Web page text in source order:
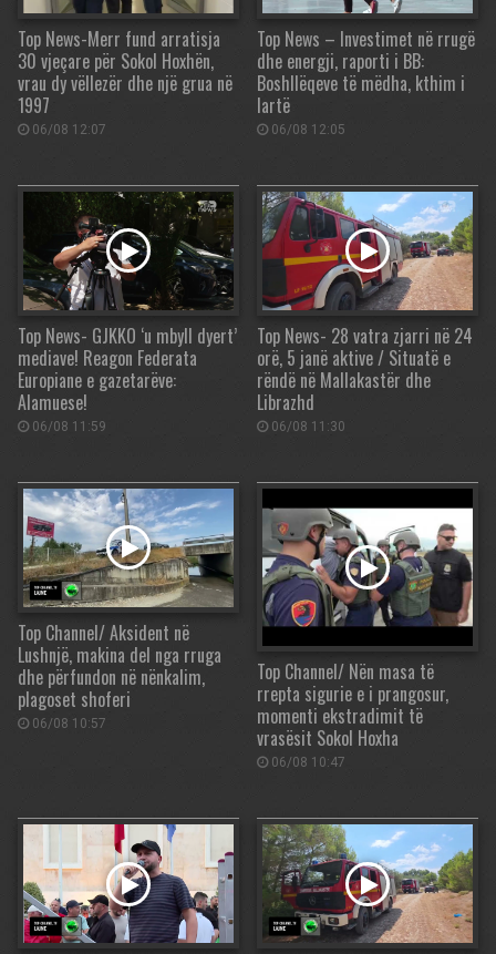
Top News-Merr fund arratisja
30 vjeçare për Sokol Hoxhën,
vrau dy vëllezër dhe një grua në
1997
06/08 12:07
Top News – Investimet në rrugë
dhe energji, raporti i BB:
Boshllëqeve të mëdha, kthim i
lartë
06/08 12:05
Top News- GJKKO ‘u mbyll dyert’
mediave! Reagon Federata
Europiane e gazetarëve:
Alamuese!
06/08 11:59
Top News- 28 vatra zjarri në 24
orë, 5 janë aktive / Situatë e
rëndë në Mallakastër dhe
Librazhd
06/08 11:30
Top Channel/ Aksident në
Lushnjë, makina del nga rruga
dhe përfundon në nënkalim,
plagoset shoferi
06/08 10:57
Top Channel/ Nën masa të
rrepta sigurie e i prangosur,
momenti ekstradimit të
vrasësit Sokol Hoxha
06/08 10:47